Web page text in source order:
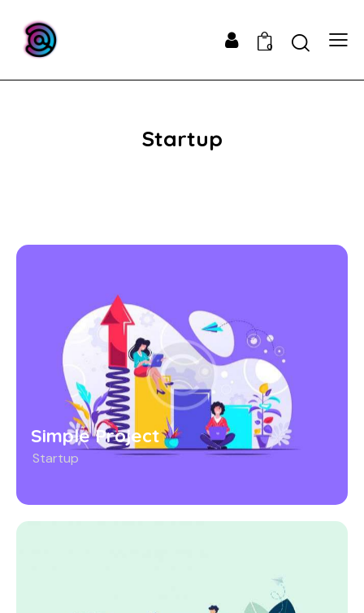
0
Startup
Simple Project
Startup